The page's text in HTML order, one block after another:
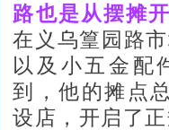
路也是从摆摊
在义乌篁园路
以及小五金配
到，他的摊点
设店，开启了